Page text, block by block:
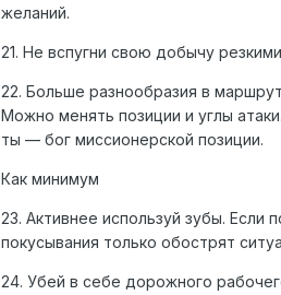
желаний.
21. Не вспугни свою добычу
22. Больше разнообразия в
Можно менять позиции и углы
ты — бог миссионерской позиции.
Как минимум
23. Активнее используй зубы.
покусывания только обострят
24. Убей в себе дорожного